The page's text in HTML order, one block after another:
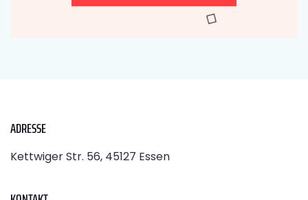
ADRESSE
Kettwiger Str. 56, 45127 Essen